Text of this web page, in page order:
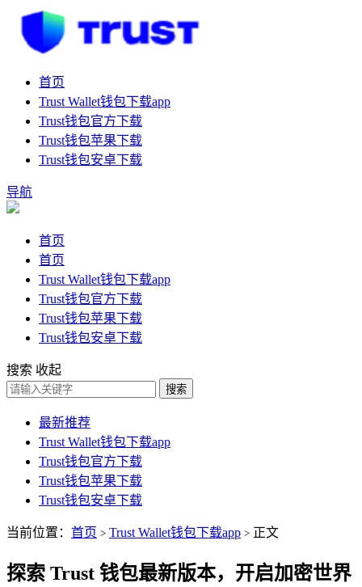
首页
Trust Wallet钱包下载app
Trust钱包官方下载
Trust钱包苹果下载
Trust钱包安卓下载
导航
首页
首页
Trust Wallet钱包下载app
Trust钱包官方下载
Trust钱包苹果下载
Trust钱包安卓下载
搜索 收起
搜索
最新推荐
Trust Wallet钱包下载app
Trust钱包官方下载
Trust钱包苹果下载
Trust钱包安卓下载
当前位置： 首页 > Trust Wallet钱包下载app > 正文
探索 Trust 钱包最新版本，开启加密世界